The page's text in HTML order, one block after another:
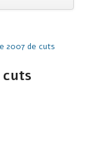
2007 de cuts
cuts